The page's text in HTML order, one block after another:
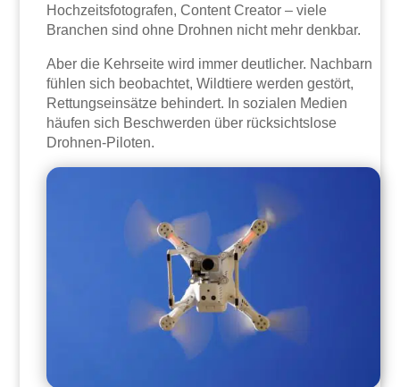
Hochzeitsfotografen, Content Creator – viele
Branchen sind ohne Drohnen nicht mehr denkbar.
Aber die Kehrseite wird immer deutlicher. Nachbarn
fühlen sich beobachtet, Wildtiere werden gestört,
Rettungseinsätze behindert. In sozialen Medien
häufen sich Beschwerden über rücksichtslose
Drohnen-Piloten.